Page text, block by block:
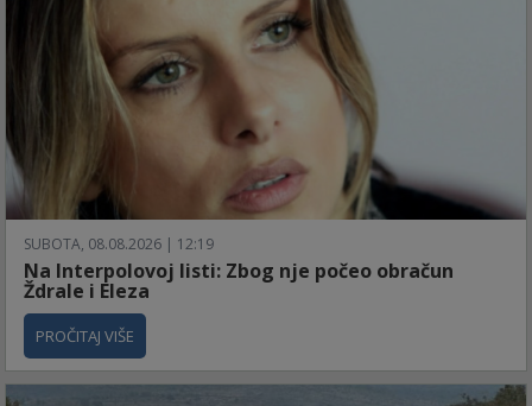
SUBOTA, 08.08.2026 | 12:19
Na Interpolovoj listi: Zbog nje počeo obračun
Ždrale i Eleza
PROČITAJ VIŠE